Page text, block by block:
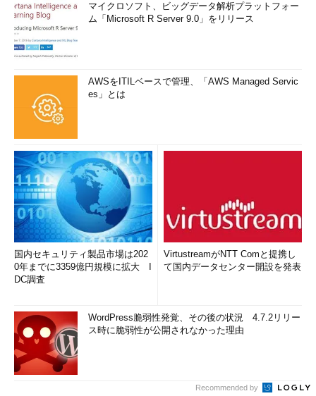
マイクロソフト、ビッグデータ解析プラットフォー
ム「Microsoft R Server 9.0」をリリース
AWSをITILベースで管理、「AWS Managed Servic
es」とは
国内セキュリティ製品市場は202
0年までに3359億円規模に拡大 I
DC調査
VirtustreamがNTT Comと提携し
て国内データセンター開設を発表
WordPress脆弱性発覚、その後の状況 4.7.2リリー
ス時に脆弱性が公開されなかった理由
Recommended by